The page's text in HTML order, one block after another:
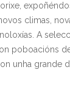
climas,
A
poboacións
unha grande